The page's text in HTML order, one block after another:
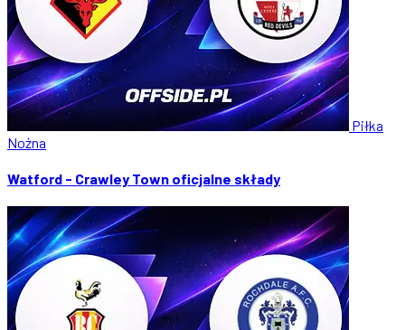
Piłka
Nożna
Watford - Crawley Town oficjalne składy